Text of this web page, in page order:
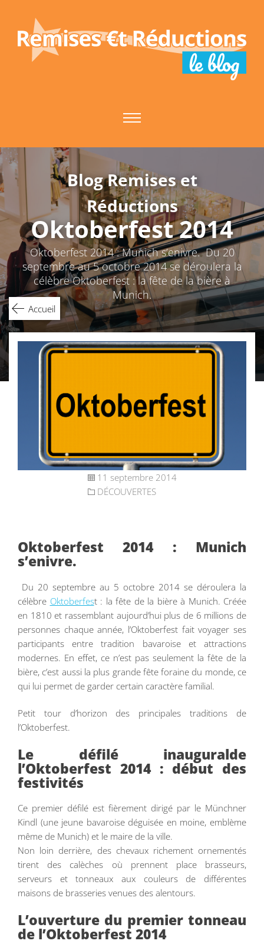
content
Blog Remises et
Réductions
Oktoberfest 2014
Oktoberfest 2014 : Munich s’enivre. Du 20
septembre au 5 octobre 2014 se déroulera la
célèbre Oktoberfest : la fête de la bière à
Munich.
Accueil
11 septembre 2014
DÉCOUVERTES
Oktoberfest 2014 : Munich
s’enivre.
Du 20 septembre au 5 octobre 2014 se déroulera la
célèbre Oktoberfest : la fête de la bière à Munich. Créée
en 1810 et rassemblant aujourd’hui plus de 6 millions de
personnes chaque année, l’Oktoberfest fait voyager ses
participants entre tradition bavaroise et attractions
modernes. En effet, ce n’est pas seulement la fête de la
bière, c’est aussi la plus grande fête foraine du monde, ce
qui lui permet de garder certain caractère familial.
Petit tour d’horizon des principales traditions de
l’Oktoberfest.
Le défilé inauguralde
l’Oktoberfest 2014 : début des
festivités
Ce premier défilé est fièrement dirigé par le Münchner
Kindl (une jeune bavaroise déguisée en moine, emblème
même de Munich) et le maire de la ville.
Non loin derrière, des chevaux richement ornementés
tirent des calèches où prennent place brasseurs,
serveurs et tonneaux aux couleurs de différentes
maisons de brasseries venues des alentours.
L’ouverture du premier tonneau
de l’Oktoberfest 2014